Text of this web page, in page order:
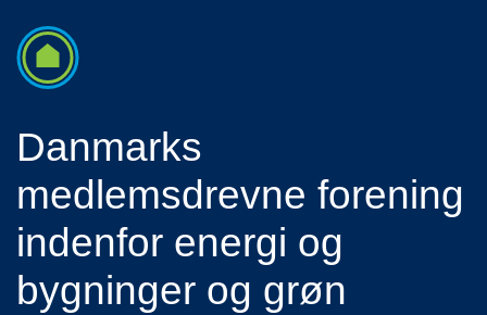
Danmarks
medlemsdrevne forening
indenfor energi og
bygninger og grøn